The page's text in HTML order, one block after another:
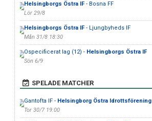
Helsingborgs Östra IF- Bosna FF
Lör 29/8
Helsingborgs Östra IF- Ljungbyheds IF
Mån 31/8 18:30
Ospecificerat lag (12) - Helsingborgs Östra IF
Sön 6/9
SPELADE MATCHER
Gantofta IF - Helsingborg Östra Idrottsförening
Tor 30/7 19:00